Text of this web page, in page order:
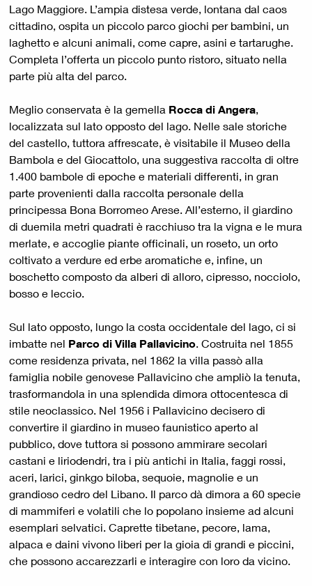
Lago Maggiore. L’ampia distesa verde, lontana dal caos
cittadino, ospita un piccolo parco giochi per bambini, un
laghetto e alcuni animali, come capre, asini e tartarughe.
Completa l’offerta un piccolo punto ristoro, situato nella
parte più alta del parco.
Meglio conservata è la gemella Rocca di Angera,
localizzata sul lato opposto del lago. Nelle sale storiche
del castello, tuttora affrescate, è visitabile il Museo della
Bambola e del Giocattolo, una suggestiva raccolta di oltre
1.400 bambole di epoche e materiali differenti, in gran
parte provenienti dalla raccolta personale della
principessa Bona Borromeo Arese. All’esterno, il giardino
di duemila metri quadrati è racchiuso tra la vigna e le mura
merlate, e accoglie piante officinali, un roseto, un orto
coltivato a verdure ed erbe aromatiche e, infine, un
boschetto composto da alberi di alloro, cipresso, nocciolo,
bosso e leccio.
Sul lato opposto, lungo la costa occidentale del lago, ci si
imbatte nel Parco di Villa Pallavicino. Costruita nel 1855
come residenza privata, nel 1862 la villa passò alla
famiglia nobile genovese Pallavicino che ampliò la tenuta,
trasformandola in una splendida dimora ottocentesca di
stile neoclassico. Nel 1956 i Pallavicino decisero di
convertire il giardino in museo faunistico aperto al
pubblico, dove tuttora si possono ammirare secolari
castani e liriodendri, tra i più antichi in Italia, faggi rossi,
aceri, larici, ginkgo biloba, sequoie, magnolie e un
grandioso cedro del Libano. Il parco dà dimora a 60 specie
di mammiferi e volatili che lo popolano insieme ad alcuni
esemplari selvatici. Caprette tibetane, pecore, lama,
alpaca e daini vivono liberi per la gioia di grandi e piccini,
che possono accarezzarli e interagire con loro da vicino.